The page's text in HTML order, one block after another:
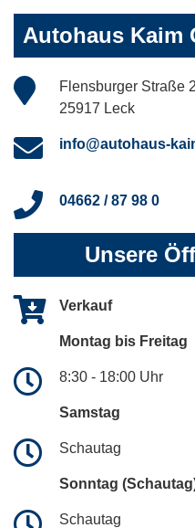
Autohaus Kaim
Flensburger Straße 2
25917 Leck
info@autohaus-
04662 / 87 98 0
Unsere
Verkauf
Montag bis Freitag
8:30 - 18:00 Uhr
Samstag
Schautag
Sonntag
Schautag